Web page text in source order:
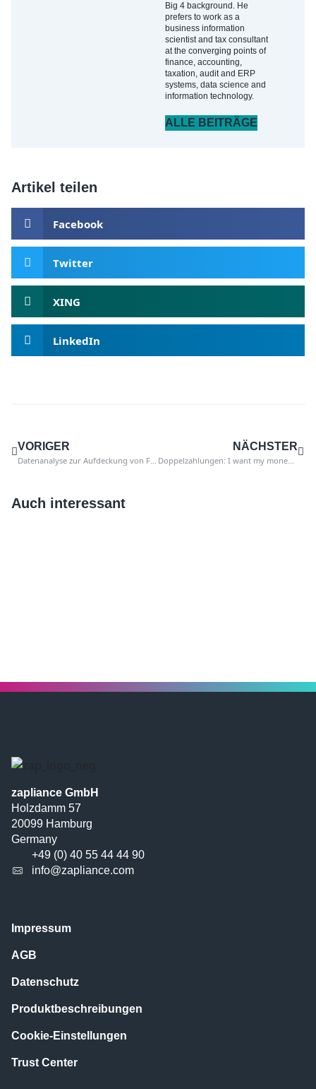
Big 4 background. He
prefers to work as a
business information
scientist and tax consultant
at the converging points of
finance, accounting,
taxation, audit and ERP
systems, data science and
information technology.
ALLE BEITRÄGE
Artikel teilen
Facebook
Twitter
XING
LinkedIn
VORIGER
Datenanalyse zur Aufdeckung von Fraud
NÄCHSTER
Doppelzahlungen: I want my money back
Auch interessant
zapliance GmbH
Holzdamm 57
20099 Hamburg
Germany
+49 (0) 40 55 44 44 90
info@zapliance.com
Impressum
AGB
Datenschutz
Produktbeschreibungen
Cookie-Einstellungen
Trust Center